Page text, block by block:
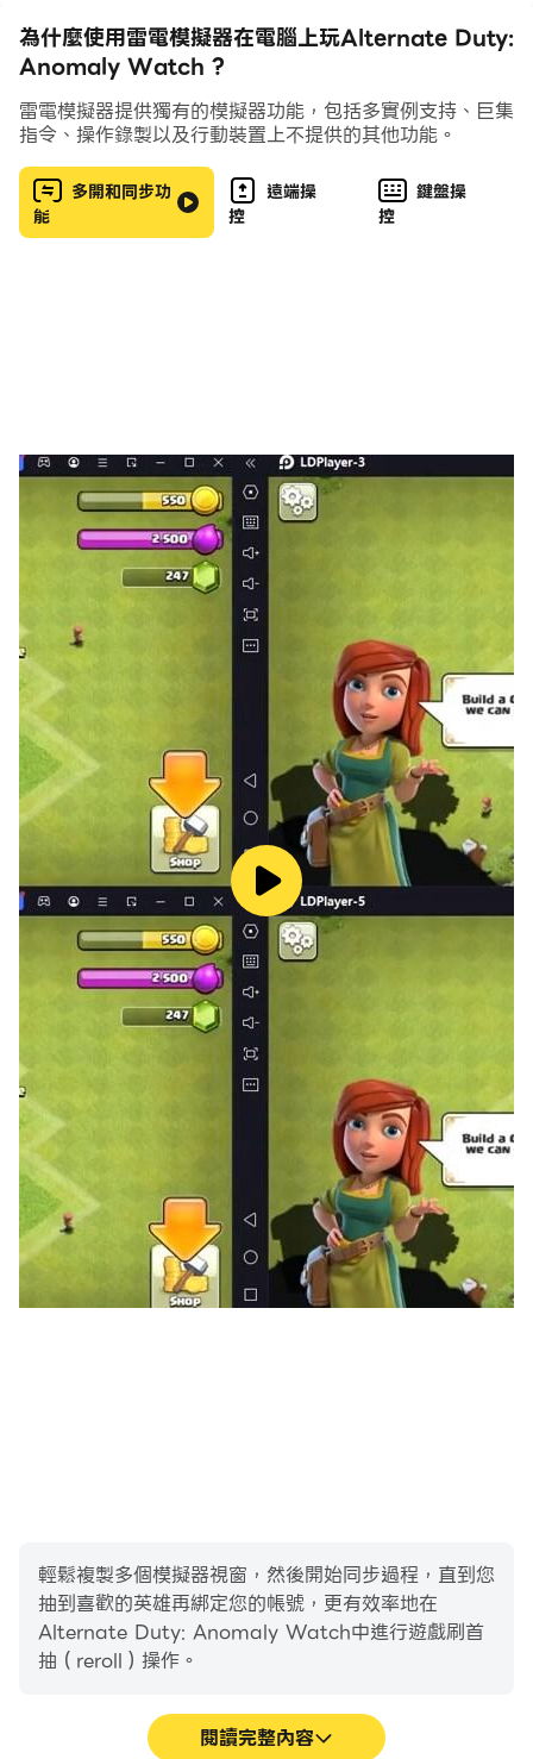
為什麼使用雷電模擬器在電腦上玩Alternate Duty:
Anomaly Watch ?
雷電模擬器提供獨有的模擬器功能，包括多實例支持、巨集
指令、操作錄製以及行動裝置上不提供的其他功能。
多開和同步功
能
遠端操
控
鍵盤操
控
輕鬆複製多個模擬器視窗，然後開始同步過程，直到您
抽到喜歡的英雄再綁定您的帳號，更有效率地在
Alternate Duty: Anomaly Watch中進行遊戲刷首
抽（reroll）操作。
閱讀完整內容